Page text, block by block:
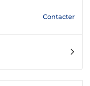
Contacter